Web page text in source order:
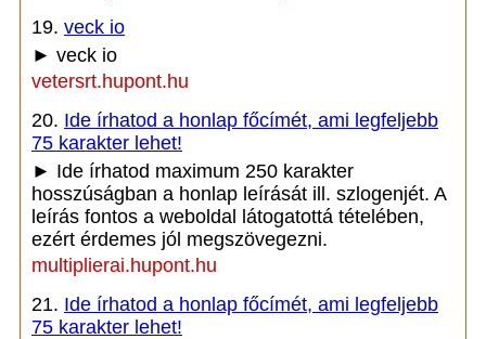
19. veck io
► veck io
vetersrt.hupont.hu
20. Ide írhatod a honlap főcímét, ami legfeljebb
75 karakter lehet!
► Ide írhatod maximum 250 karakter
hosszúságban a honlap leírását ill. szlogenjét. A
leírás fontos a weboldal látogatottá tételében,
ezért érdemes jól megszövegezni.
multiplierai.hupont.hu
21. Ide írhatod a honlap főcímét, ami legfeljebb
75 karakter lehet!